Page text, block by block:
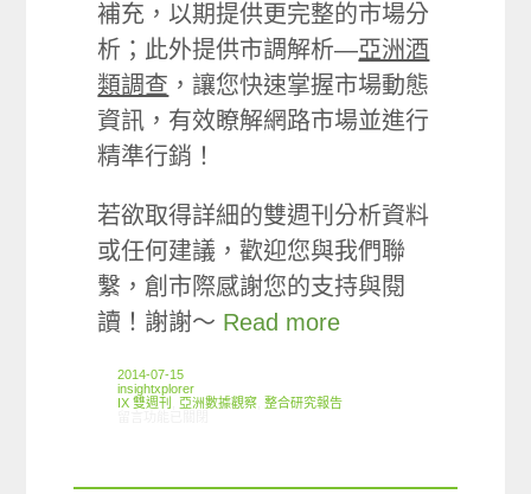
補充，以期提供更完整的市場分
析；此外提供市調解析—亞洲酒
類調查 ，讓您快速掌握市場動態
資訊，有效瞭解網路市場並進行
精準行銷！
若欲取得詳細的雙週刊分析資料
或任何建議，歡迎您與我們聯
繫，創市際感謝您的支持與閱
讀！謝謝～ Read more
2014-07-15
insightxplorer
IX 雙週刊
,亞洲數據觀察 ,整合研究報告